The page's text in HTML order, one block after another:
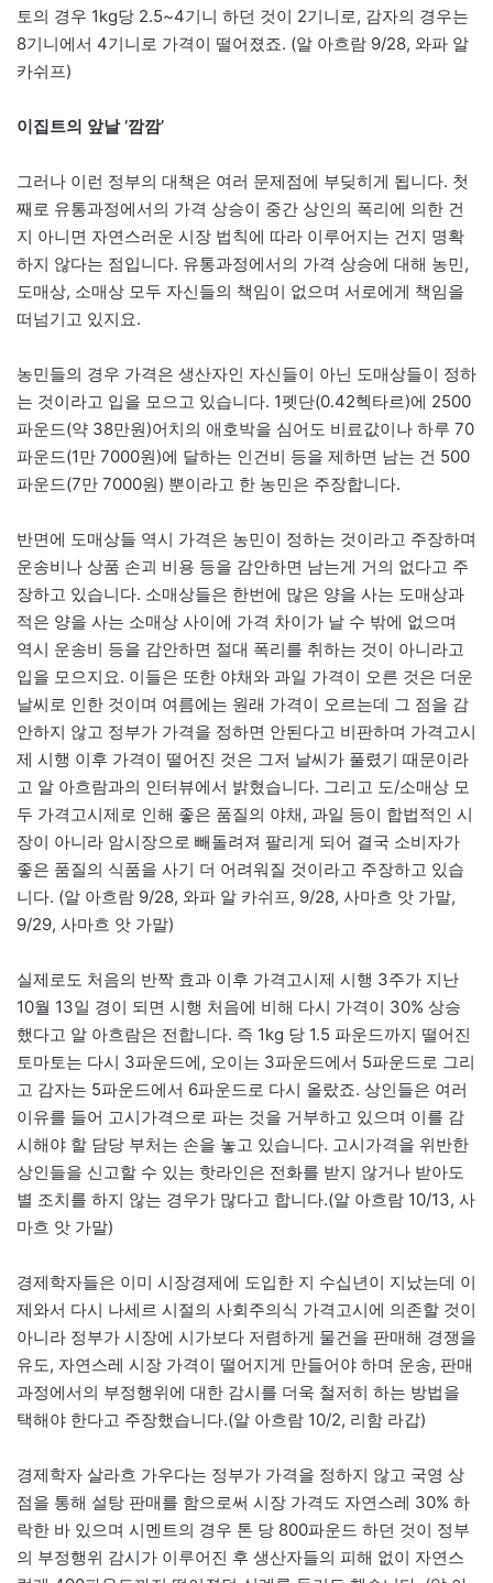
토의 경우 1kg당 2.5~4기니 하던 것이 2기니로, 감자의 경우는
8기니에서 4기니로 가격이 떨어졌죠. (알 아흐람 9/28, 와파 알
카쉬프)
이집트의 앞날 ‘깜깜’
그러나 이런 정부의 대책은 여러 문제점에 부딪히게 됩니다. 첫
째로 유통과정에서의 가격 상승이 중간 상인의 폭리에 의한 건
지 아니면 자연스러운 시장 법칙에 따라 이루어지는 건지 명확
하지 않다는 점입니다. 유통과정에서의 가격 상승에 대해 농민,
도매상, 소매상 모두 자신들의 책임이 없으며 서로에게 책임을
떠넘기고 있지요.
농민들의 경우 가격은 생산자인 자신들이 아닌 도매상들이 정하
는 것이라고 입을 모으고 있습니다. 1펫단(0.42헥타르)에 2500
파운드(약 38만원)어치의 애호박을 심어도 비료값이나 하루 70
파운드(1만 7000원)에 달하는 인건비 등을 제하면 남는 건 500
파운드(7만 7000원) 뿐이라고 한 농민은 주장합니다.
반면에 도매상들 역시 가격은 농민이 정하는 것이라고 주장하며
운송비나 상품 손괴 비용 등을 감안하면 남는게 거의 없다고 주
장하고 있습니다. 소매상들은 한번에 많은 양을 사는 도매상과
적은 양을 사는 소매상 사이에 가격 차이가 날 수 밖에 없으며
역시 운송비 등을 감안하면 절대 폭리를 취하는 것이 아니라고
입을 모으지요. 이들은 또한 야채와 과일 가격이 오른 것은 더운
날씨로 인한 것이며 여름에는 원래 가격이 오르는데 그 점을 감
안하지 않고 정부가 가격을 정하면 안된다고 비판하며 가격고시
제 시행 이후 가격이 떨어진 것은 그저 날씨가 풀렸기 때문이라
고 알 아흐람과의 인터뷰에서 밝혔습니다. 그리고 도/소매상 모
두 가격고시제로 인해 좋은 품질의 야채, 과일 등이 합법적인 시
장이 아니라 암시장으로 빼돌려져 팔리게 되어 결국 소비자가
좋은 품질의 식품을 사기 더 어려워질 것이라고 주장하고 있습
니다. (알 아흐람 9/28, 와파 알 카쉬프, 9/28, 사마흐 앗 가말,
9/29, 사마흐 앗 가말)
실제로도 처음의 반짝 효과 이후 가격고시제 시행 3주가 지난
10월 13일 경이 되면 시행 처음에 비해 다시 가격이 30% 상승
했다고 알 아흐람은 전합니다. 즉 1kg 당 1.5 파운드까지 떨어진
토마토는 다시 3파운드에, 오이는 3파운드에서 5파운드로 그리
고 감자는 5파운드에서 6파운드로 다시 올랐죠. 상인들은 여러
이유를 들어 고시가격으로 파는 것을 거부하고 있으며 이를 감
시해야 할 담당 부처는 손을 놓고 있습니다. 고시가격을 위반한
상인들을 신고할 수 있는 핫라인은 전화를 받지 않거나 받아도
별 조치를 하지 않는 경우가 많다고 합니다.(알 아흐람 10/13, 사
마흐 앗 가말)
경제학자들은 이미 시장경제에 도입한 지 수십년이 지났는데 이
제와서 다시 나세르 시절의 사회주의식 가격고시에 의존할 것이
아니라 정부가 시장에 시가보다 저렴하게 물건을 판매해 경쟁을
유도, 자연스레 시장 가격이 떨어지게 만들어야 하며 운송, 판매
과정에서의 부정행위에 대한 감시를 더욱 철저히 하는 방법을
택해야 한다고 주장했습니다.(알 아흐람 10/2, 리함 라갑)
경제학자 살라흐 가우다는 정부가 가격을 정하지 않고 국영 상
점을 통해 설탕 판매를 함으로써 시장 가격도 자연스레 30% 하
락한 바 있으며 시멘트의 경우 톤 당 800파운드 하던 것이 정부
의 부정행위 감시가 이루어진 후 생산자들의 피해 없이 자연스